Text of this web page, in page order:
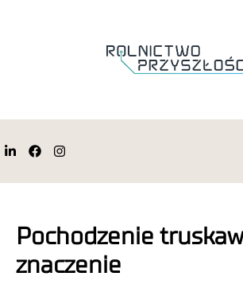
Pochodzenie
znaczenie